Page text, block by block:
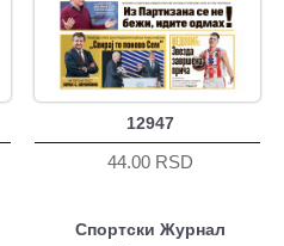
12947
44.00 RSD
Спортски Журнал